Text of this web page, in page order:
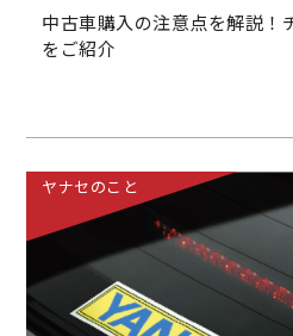
中古車購入の注意点を解説！
をご紹介
ヤナセのこと